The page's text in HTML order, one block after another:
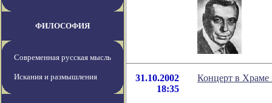
ФИЛОСОФИЯ
Современная русская мысль
Искания и размышления
31.10.2002
18:35
Концерт в Храме